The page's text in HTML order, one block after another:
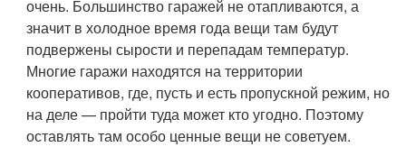
очень. Большинство гаражей не отапливаются, а
значит в холодное время года вещи там будут
подвержены сырости и перепадам температур.
Многие гаражи находятся на территории
кооперативов, где, пусть и есть пропускной режим, но
на деле — пройти туда может кто угодно. Поэтому
оставлять там особо ценные вещи не советуем.